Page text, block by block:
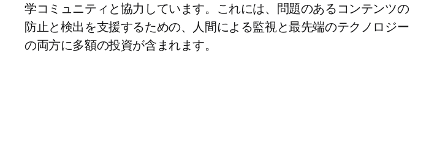
学コミュニティと協力しています。これには、問題のあるコンテンツの
防止と検出を支援するための、人間による監視と最先端のテクノロジー
の両方に多額の投資が含まれます。